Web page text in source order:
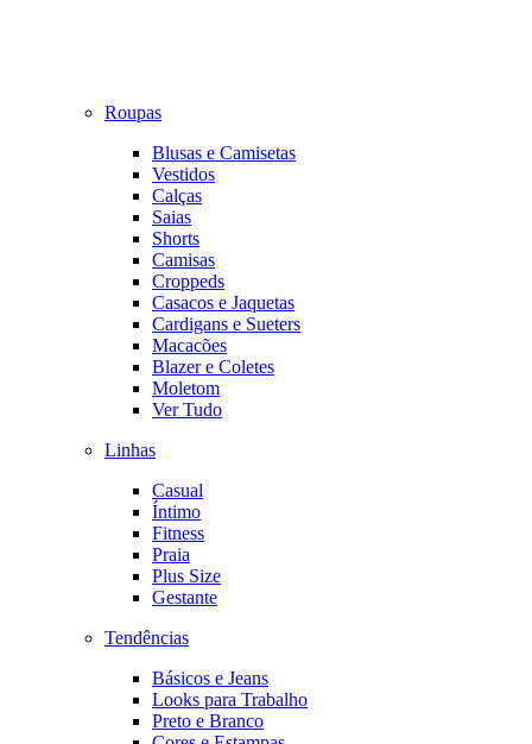
Roupas
Blusas e Camisetas
Vestidos
Calças
Saias
Shorts
Camisas
Croppeds
Casacos e Jaquetas
Cardigans e Sueters
Macacões
Blazer e Coletes
Moletom
Ver Tudo
Linhas
Casual
Íntimo
Fitness
Praia
Plus Size
Gestante
Tendências
Básicos e Jeans
Looks para Trabalho
Preto e Branco